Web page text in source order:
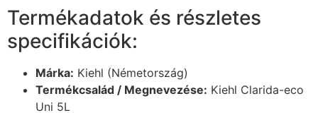
Termékadatok és részletes
specifikációk:
Márka: Kiehl (Németország)
Termékcsalád / Megnevezése: Kiehl Clarida-eco
Uni 5L